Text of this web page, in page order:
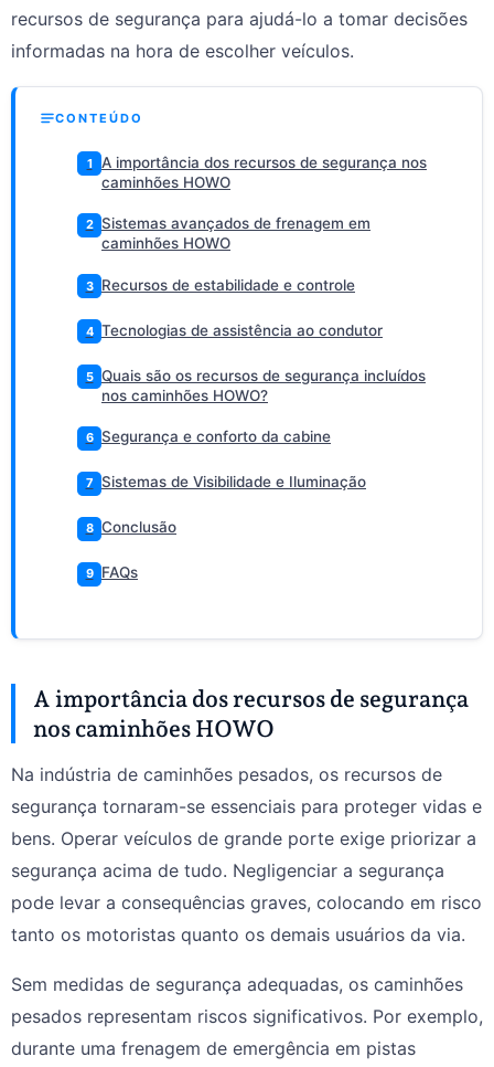
recursos de segurança para ajudá-lo a tomar decisões
informadas na hora de escolher veículos.
CONTEÚDO
1
A importância dos recursos de segurança nos
caminhões HOWO
2 Sistemas avançados de frenagem em
caminhões HOWO
3 Recursos de estabilidade e controle
4 Tecnologias de assistência ao condutor
5 Quais são os recursos de segurança incluídos
nos caminhões HOWO?
6 Segurança e conforto da cabine
7 Sistemas de Visibilidade e Iluminação
8 Conclusão
9 FAQs
A importância dos recursos de segurança
nos caminhões HOWO
Na indústria de caminhões pesados, os recursos de
segurança tornaram-se essenciais para proteger vidas e
bens. Operar veículos de grande porte exige priorizar a
segurança acima de tudo. Negligenciar a segurança
pode levar a consequências graves, colocando em risco
tanto os motoristas quanto os demais usuários da via.
Sem medidas de segurança adequadas, os caminhões
pesados representam riscos significativos. Por exemplo,
durante uma frenagem de emergência em pistas